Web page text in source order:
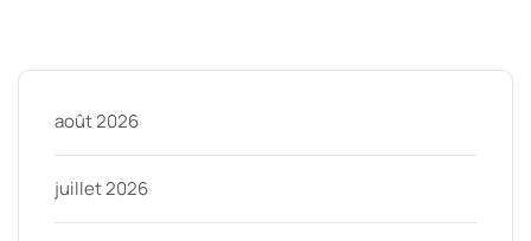
août 2026
juillet 2026